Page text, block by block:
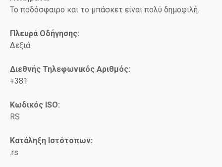
Το ποδόσφαιρο και το μπάσκετ είναι πολύ δημοφιλή.
Πλευρά Οδήγησης:
Δεξιά
Διεθνής Τηλεφωνικός Αριθμός:
+381
Κωδικός ISO:
RS
Κατάληξη Ιστότοπων:
.rs